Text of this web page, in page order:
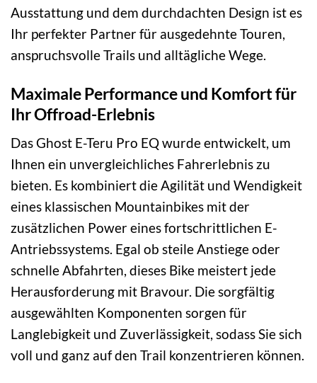
Ausstattung und dem durchdachten Design ist es
Ihr perfekter Partner für ausgedehnte Touren,
anspruchsvolle Trails und alltägliche Wege.
Maximale Performance und Komfort für
Ihr Offroad-Erlebnis
Das Ghost E-Teru Pro EQ wurde entwickelt, um
Ihnen ein unvergleichliches Fahrerlebnis zu
bieten. Es kombiniert die Agilität und Wendigkeit
eines klassischen Mountainbikes mit der
zusätzlichen Power eines fortschrittlichen E-
Antriebssystems. Egal ob steile Anstiege oder
schnelle Abfahrten, dieses Bike meistert jede
Herausforderung mit Bravour. Die sorgfältig
ausgewählten Komponenten sorgen für
Langlebigkeit und Zuverlässigkeit, sodass Sie sich
voll und ganz auf den Trail konzentrieren können.